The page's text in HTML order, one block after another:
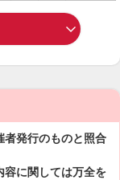
者発行のものと照合
容に関しては万全を